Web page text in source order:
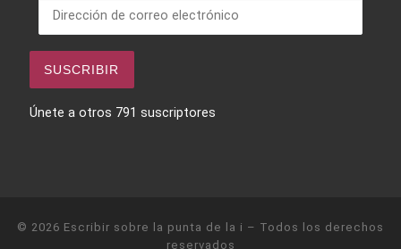
Dirección de correo electrónico
SUSCRIBIR
Únete a otros 791 suscriptores
© 2026 Escribir sobre la punta de la i – Todos los derechos
reservados